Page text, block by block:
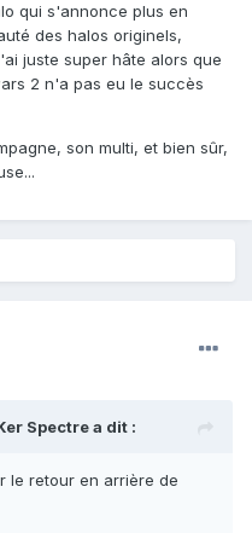
qui s'annonce plus en
des halos originels,
juste super hâte alors que
2 n'a pas eu le succès
son multi, et bien sûr,
Spectrea dit :
le retour en arrière de